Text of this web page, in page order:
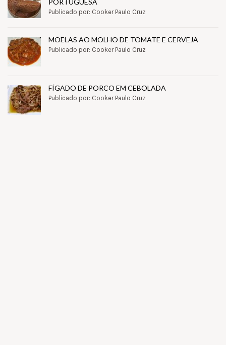
Publicado por: Cooker Paulo Cruz
MOELAS AO MOLHO DE TOMATE E CERVEJA
Publicado por: Cooker Paulo Cruz
FÍGADO DE PORCO EM CEBOLADA
Publicado por: Cooker Paulo Cruz